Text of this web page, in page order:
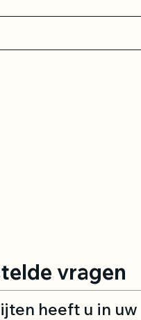
vragen
heeft u in uw